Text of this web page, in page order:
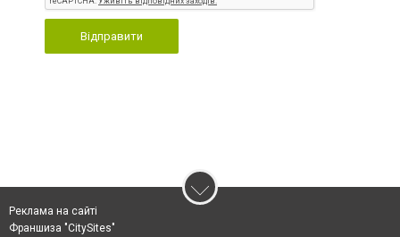
Відправити
Реклама на сайті
Франшиза "CitySites"